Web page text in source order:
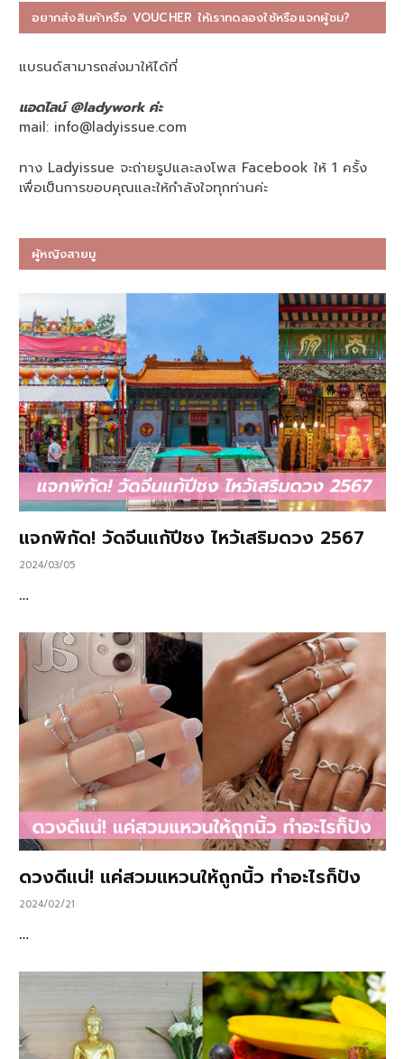
อยากส่งสินค้าหรือ VOUCHER ให้เราทดลองใช้หรือแจกผู้ชม?
แบรนด์สามารถส่งมาให้ได้ที่
แอดไลน์ @ladywork ค่ะ
mail: info@ladyissue.com
ทาง Ladyissue จะถ่ายรูปและลงโพส Facebook ให้ 1 ครั้ง
เพื่อเป็นการขอบคุณและให้กำลังใจทุกท่านค่ะ
ผู้หญิงสายมู
แจกพิกัด! วัดจีนแก้ปีชง ไหว้เสริมดวง 2567
2024/03/05
…
ดวงดีแน่! แค่สวมแหวนให้ถูกนิ้ว ทำอะไรก็ปัง
2024/02/21
…